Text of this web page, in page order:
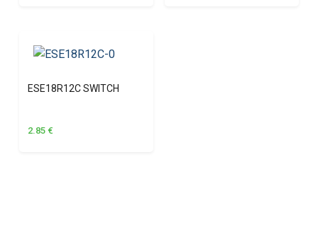
ESE18R12C SWITCH
2.85 €